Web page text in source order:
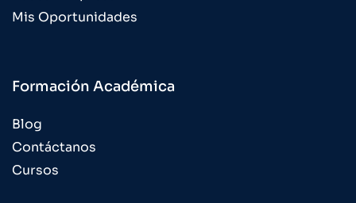
Mis Oportunidades
Formación Académica
Blog
Contáctanos
Cursos